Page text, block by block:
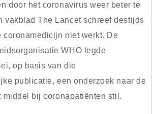
door het coronavirus weer beter te
vakblad The Lancet schreef destijds
coronamedicijn niet werkt. De
WHO legde
op basis van die
publicatie, een onderzoek naar de
middel bij coronapatiënten stil.